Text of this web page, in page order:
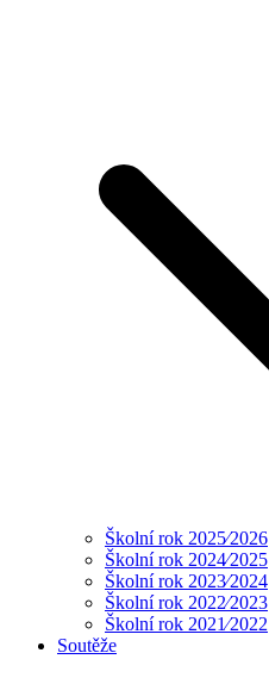
Školní rok 2025⁄2026
Školní rok 2024⁄2025
Školní rok 2023⁄2024
Školní rok 2022⁄2023
Školní rok 2021⁄2022
Soutěže